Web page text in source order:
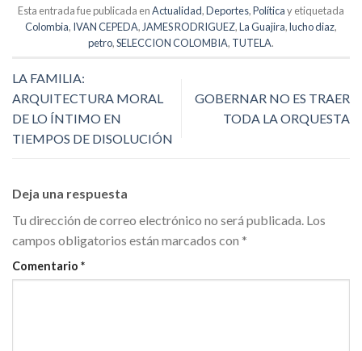
Esta entrada fue publicada enActualidad,Deportes,Políticay etiquetada
Colombia, IVAN CEPEDA, JAMES RODRIGUEZ,La Guajira,lucho diaz,
petro,SELECCION COLOMBIA, TUTELA.
LA FAMILIA:
ARQUITECTURA MORAL
DE LO ÍNTIMO EN
TIEMPOS DE DISOLUCIÓN
GOBERNAR NO ES TRAER
TODA LA ORQUESTA
Deja una respuesta
Tu dirección de correo electrónico no será publicada. Los
campos obligatorios están marcados con *
Comentario *